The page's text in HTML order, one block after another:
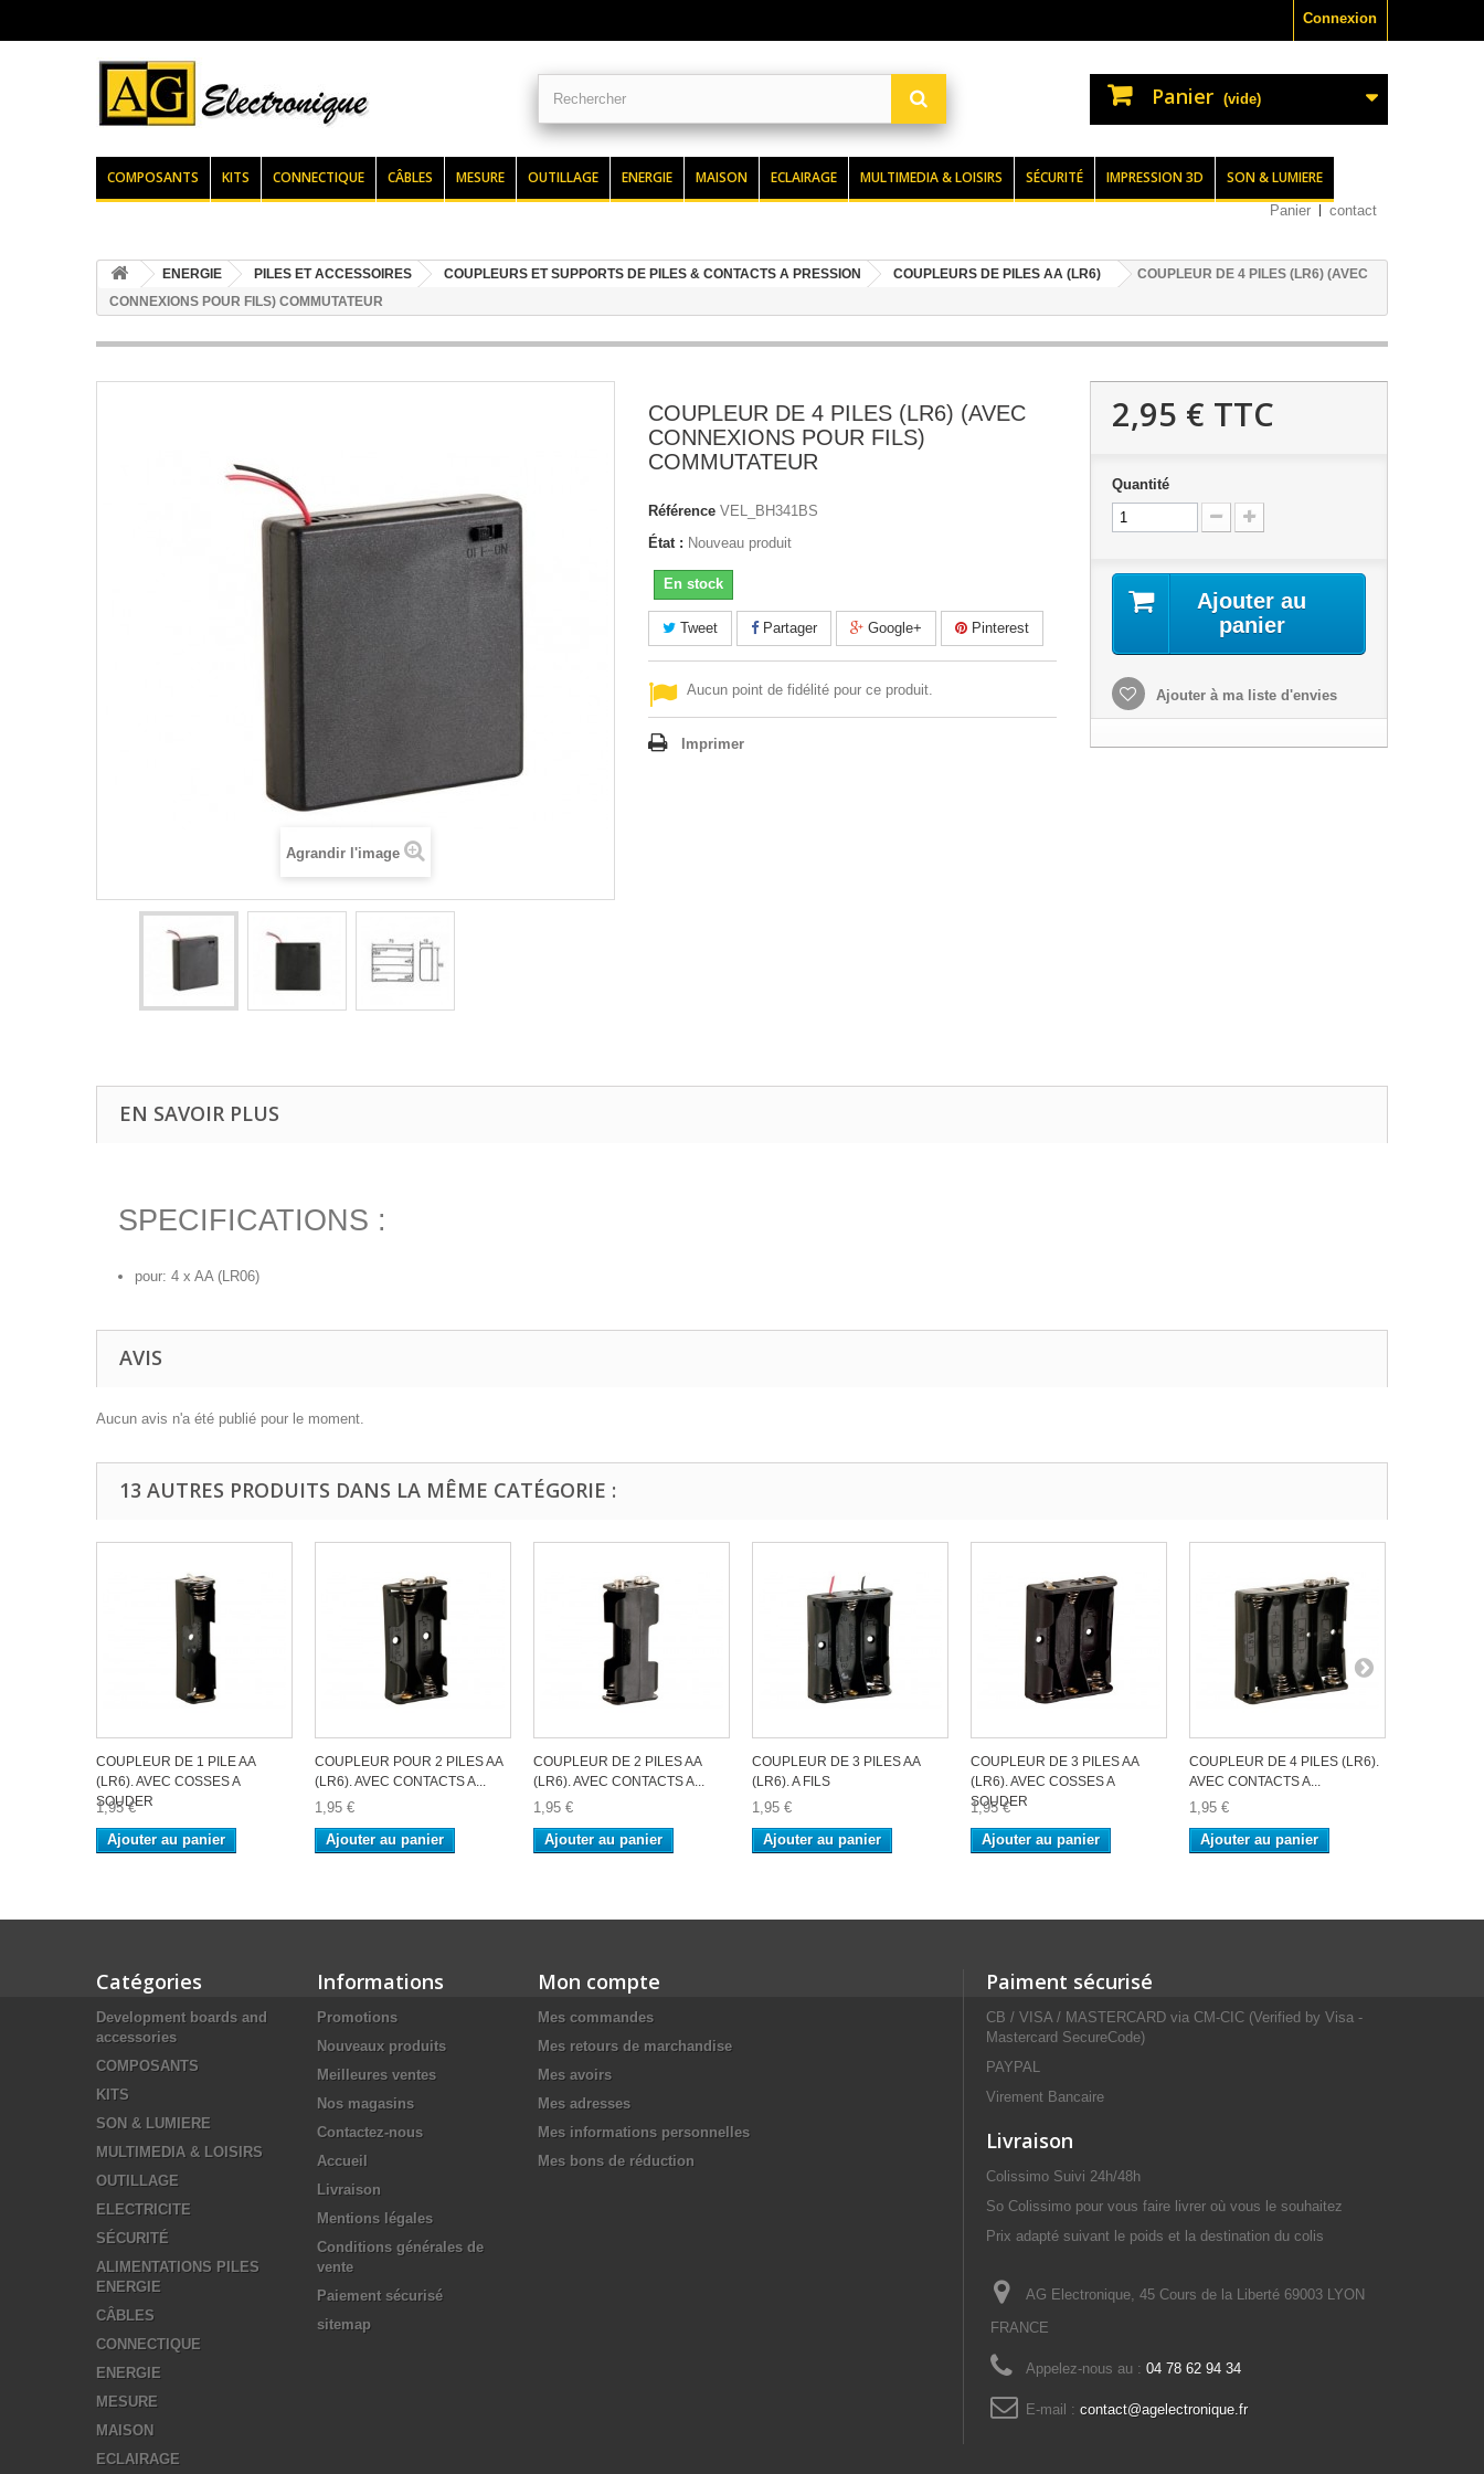
Connexion
Panier (vide)
COMPOSANTS KITS CONNECTIQUE CÂBLES MESURE OUTILLAGE ENERGIE MAISON ECLAIRAGE MULTIMEDIA & LOISIRS SÉCURITÉ IMPRESSION 3D SON & LUMIERE
Panier contact
ENERGIE PILES ET ACCESSOIRES COUPLEURS ET SUPPORTS DE PILES & CONTACTS A PRESSION COUPLEURS DE PILES AA (LR6)
COUPLEUR DE 4 PILES (LR6) (AVEC
CONNEXIONS POUR FILS) COMMUTATEUR
Agrandir l'image
COUPLEUR DE 4 PILES (LR6) (AVEC
CONNEXIONS POUR FILS)
COMMUTATEUR
Référence VEL_BH341BS
État : Nouveau produit
En stock
Tweet Partager Google+ Pinterest
Aucun point de fidélité pour ce produit.
Imprimer
2,95 € TTC
Quantité
Ajouter au
panier
Ajouter à ma liste d'envies
EN SAVOIR PLUS
SPECIFICATIONS :
pour: 4 x AA (LR06)
AVIS
Aucun avis n'a été publié pour le moment.
13 AUTRES PRODUITS DANS LA MÊME CATÉGORIE :
COUPLEUR DE 1 PILE AA
(LR6). AVEC COSSES A
SOUDER
1,95 €
Ajouter au panier
COUPLEUR POUR 2 PILES AA
(LR6). AVEC CONTACTS A...
1,95 €
Ajouter au panier
COUPLEUR DE 2 PILES AA
(LR6). AVEC CONTACTS A...
1,95 €
Ajouter au panier
COUPLEUR DE 3 PILES AA
(LR6). A FILS
1,95 €
Ajouter au panier
COUPLEUR DE 3 PILES AA
(LR6). AVEC COSSES A
SOUDER
1,95 €
Ajouter au panier
COUPLEUR DE 4 PILES (LR6).
AVEC CONTACTS A...
1,95 €
Ajouter au panier
Catégories
Development boards and
accessories
COMPOSANTS
KITS
SON & LUMIERE
MULTIMEDIA & LOISIRS
OUTILLAGE
ELECTRICITE
SÉCURITÉ
ALIMENTATIONS PILES
ENERGIE
CÂBLES
CONNECTIQUE
ENERGIE
MESURE
MAISON
ECLAIRAGE
Informations
Promotions
Nouveaux produits
Meilleures ventes
Nos magasins
Contactez-nous
Accueil
Livraison
Mentions légales
Conditions générales de
vente
Paiement sécurisé
sitemap
Mon compte
Mes commandes
Mes retours de marchandise
Mes avoirs
Mes adresses
Mes informations personnelles
Mes bons de réduction
Paiment sécurisé
CB / VISA / MASTERCARD via CM-CIC (Verified by Visa -
Mastercard SecureCode)
PAYPAL
Virement Bancaire
Livraison
Colissimo Suivi 24h/48h
So Colissimo pour vous faire livrer où vous le souhaitez
Prix adapté suivant le poids et la destination du colis
AG Electronique, 45 Cours de la Liberté 69003 LYON
FRANCE
Appelez-nous au : 04 78 62 94 34
E-mail : contact@agelectronique.fr